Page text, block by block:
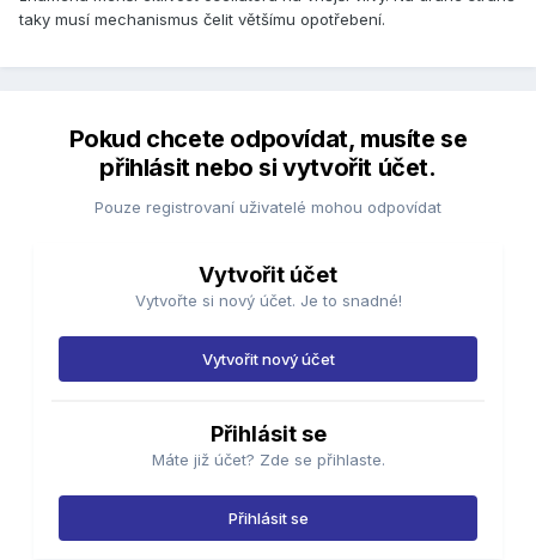
taky musí mechanismus čelit většímu opotřebení.
Pokud chcete odpovídat, musíte se
přihlásit nebo si vytvořit účet.
Pouze registrovaní uživatelé mohou odpovídat
Vytvořit účet
Vytvořte si nový účet. Je to snadné!
Vytvořit nový účet
Přihlásit se
Máte již účet? Zde se přihlaste.
Přihlásit se